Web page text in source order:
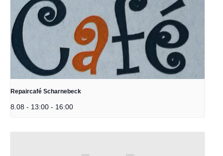
Repaircafé Scharnebeck
8.08 - 13:00 - 16:00